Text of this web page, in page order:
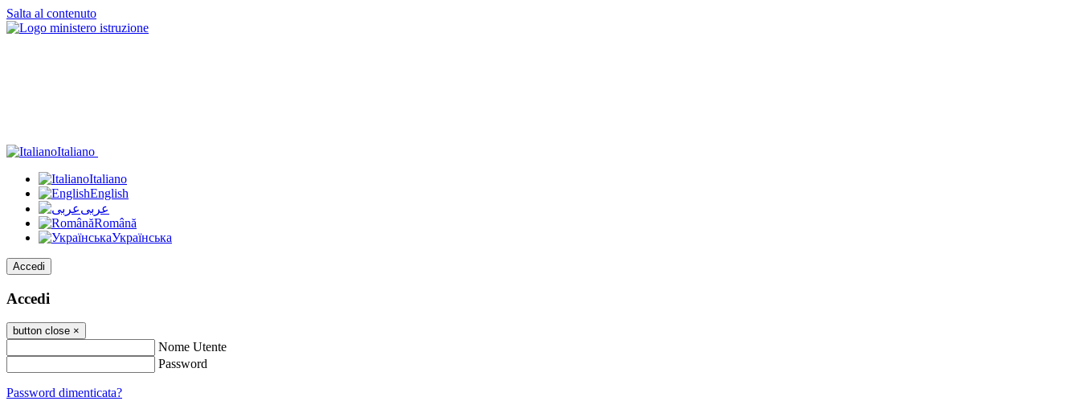
Salta al contenuto
Italiano
Italiano
English
عربى
Română
Українська
Accedi
Accedi
button close ×
Nome Utente
Password
Password dimenticata?